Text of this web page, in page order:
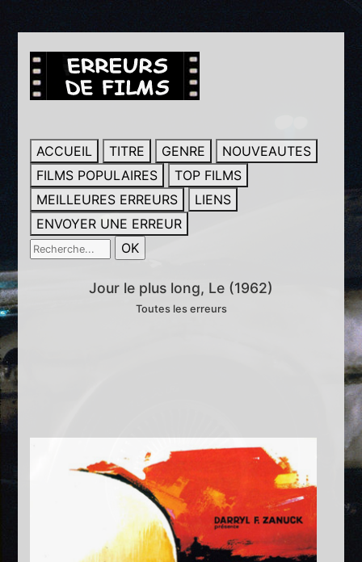
ACCUEIL TITRE GENRE
NOUVEAUTES
FILMS POPULAIRES
TOP FILMS
MEILLEURES ERREURS
LIENS
ENVOYER UNE ERREUR
Jour le plus long, Le (1962)
Toutes les erreurs